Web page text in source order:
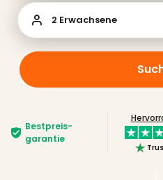
2 Erwachsene
Bestpreis­
garantie